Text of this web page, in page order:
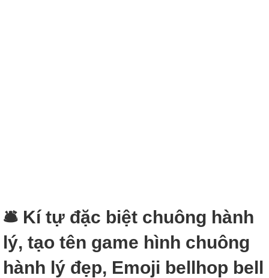
🛎 Kí tự đặc biệt chuông hành
lý, tạo tên game hình chuông
hành lý đẹp, Emoji bellhop bell